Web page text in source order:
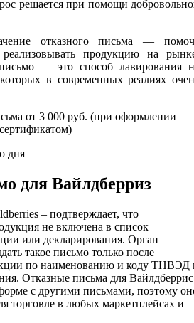
решается при помощи
отказного письма —
продукцию на
— это способ лавирования
в современных реалиях
от 3 000 руб. (при оформлении
дня
для Вайлдберриз
– подтверждает, что
не включена в список
или декларирования. Орган
такое письмо только после
по наименованию и коду ТНВЭД
Отказные письма для Вайлдберрис
с другими письмами, поэтому
торговле в любых маркетплейсах и